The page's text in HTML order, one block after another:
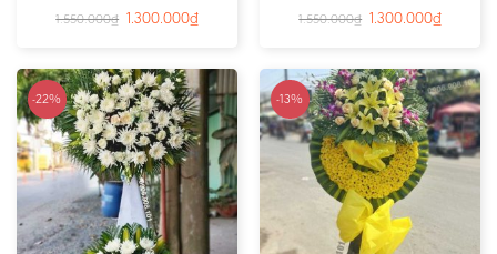
1.550.000₫ 1.300.000₫ 1.550.000₫ 1.300.000₫
-22% -13%